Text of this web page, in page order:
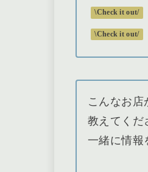
\Check it out/
\Check it out/
こんなお
教えてくだ
一緒に情報